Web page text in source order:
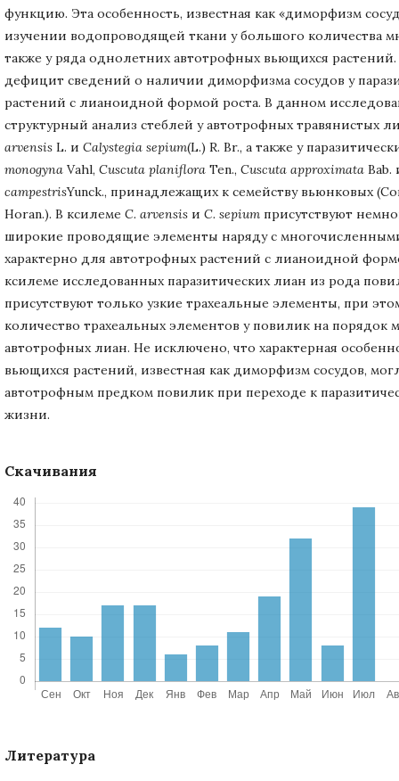
функцию. Эта особенность, известная как «диморфизм
изучении водопроводящей ткани у большого количества
также у ряда однолетних автотрофных вьющихся растений.
дефицит сведений о наличии диморфизма сосудов у
растений с лианоидной формой роста. В данном
структурный анализ стеблей у автотрофных травянистых
arvensis L. и Calystegia sepium(L.) R. Br., а также у
monogyna Vahl, Cuscuta planiflora Ten., Cuscuta approximata Bab.
campestrisYunck., принадлежащих к семейству вьюнковых
Horan.). В ксилеме C. arvensis и C. sepium присутствуют
широкие проводящие элементы наряду с
характерно для автотрофных растений с лианоидной
ксилеме исследованных паразитических лиан из рода
присутствуют только узкие трахеальные элементы, при
количество трахеальных элементов у повилик на порядок
автотрофных лиан. Не исключено, что характерная
вьющихся растений, известная как диморфизм сосудов,
автотрофным предком повилик при переходе к
жизни.
Скачивания
Литература